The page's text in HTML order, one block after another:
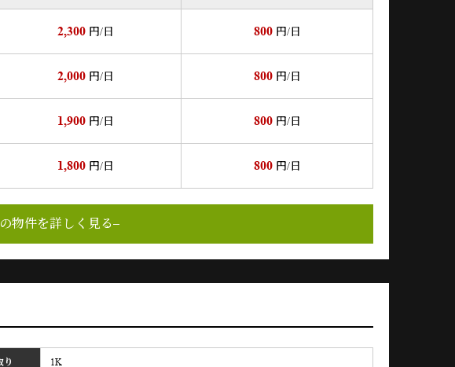
2,300 円/日 800 円/日
2,000 円/日 800 円/日
1,900 円/日 800 円/日
1,800 円/日 800 円/日
物件を詳しく見る
り 1K